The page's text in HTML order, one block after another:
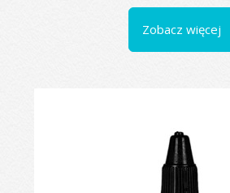
Zobacz więcej